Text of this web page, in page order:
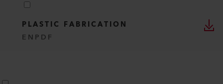
PLASTIC FABRICATION
EN PDF